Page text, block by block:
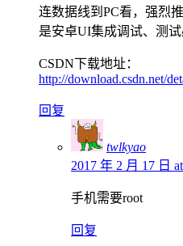
连数据线到PC看，强烈
是安卓UI集成调试、测试
CSDN下载地址：
http://download.csdn.net/
回复
twlkyao
2017 年 2 月 17 日
手机需要root
回复